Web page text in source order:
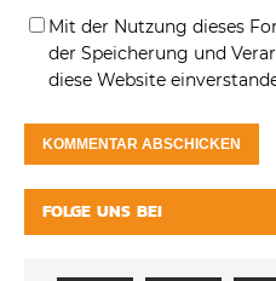
Mit der Nutzung dieses
der Speicherung und
diese Website
FOLGE UNS BEI